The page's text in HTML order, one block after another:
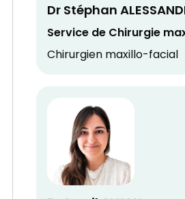
Dr Stéphan
Service de Chirurgie
Chirurgien maxillo-facial